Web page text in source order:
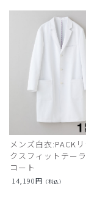
メンズ白衣:PACKリ
クスフィットテー
コート
14,190円 （税込）